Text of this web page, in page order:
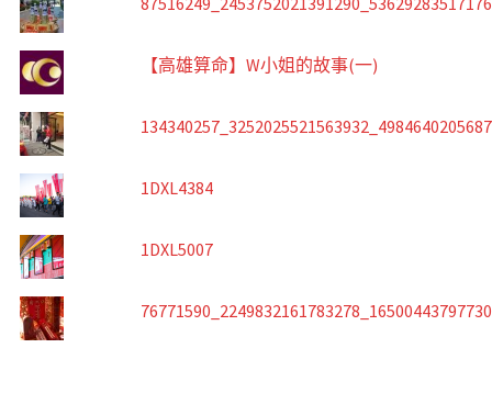
【高雄算命】W小姐的故事(一)
1DXL4384
1DXL5007